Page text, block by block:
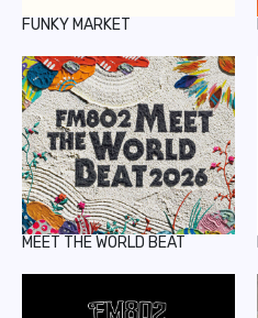
FUNKY MARKET
MEET THE WORLD BEAT